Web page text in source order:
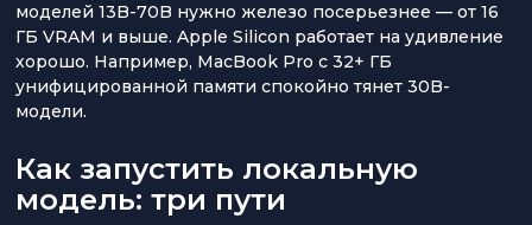
моделей 13B-70B нужно железо посерьезнее — от 16
ГБ VRAM и выше. Apple Silicon работает на удивление
хорошо. Например, MacBook Pro с 32+ ГБ
унифицированной памяти спокойно тянет 30B-
модели.
Как запустить локальную
модель: три пути